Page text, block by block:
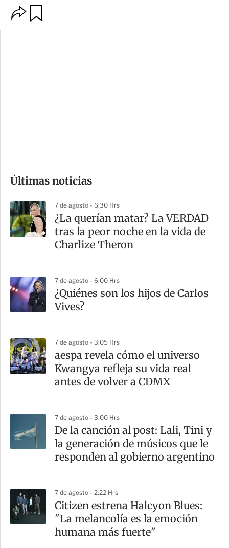
p
m
a
r
t
Últimas noticias
7 de agosto - 6:30 Hrs
¿La querían matar? La VERDAD
tras la peor noche en la vida de
Charlize Theron
7 de agosto - 6:00 Hrs
¿Quiénes son los hijos de Carlos
Vives?
7 de agosto - 3:05 Hrs
aespa revela cómo el universo
Kwangya refleja su vida real
antes de volver a CDMX
7 de agosto - 3:00 Hrs
De la canción al post: Lali, Tini y
la generación de músicos que le
responden al gobierno argentino
7 de agosto - 2:22 Hrs
Citizen estrena Halcyon Blues:
"La melancolía es la emoción
humana más fuerte"